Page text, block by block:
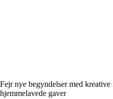
Fejr nye begyndelser med kreative
hjemmelavede gaver